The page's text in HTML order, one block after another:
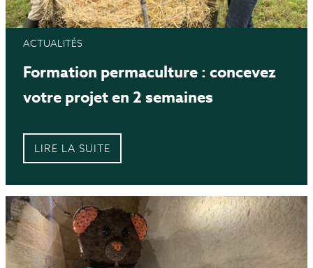
ACTUALITÉS
Formation permaculture : concevez
votre projet en 2 semaines
LIRE LA SUITE